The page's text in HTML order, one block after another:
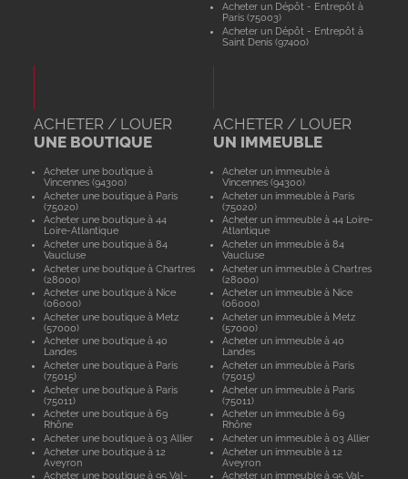
Acheter un Dépôt - Entrepôt à
Paris (75003)
Acheter un Dépôt - Entrepôt à
Saint Denis (97400)
ACHETER / LOUER
UNE BOUTIQUE
Acheter une boutique à
Vincennes (94300)
Acheter une boutique à Paris
(75020)
Acheter une boutique à 44
Loire-Atlantique
Acheter une boutique à 84
Vaucluse
Acheter une boutique à Chartres
(28000)
Acheter une boutique à Nice
(06000)
Acheter une boutique à Metz
(57000)
Acheter une boutique à 40
Landes
Acheter une boutique à Paris
(75015)
Acheter une boutique à Paris
(75011)
Acheter une boutique à 69
Rhône
Acheter une boutique à 03 Allier
Acheter une boutique à 12
Aveyron
Acheter une boutique à 95 Val-
ACHETER / LOUER
UN IMMEUBLE
Acheter un immeuble à
Vincennes (94300)
Acheter un immeuble à Paris
(75020)
Acheter un immeuble à 44 Loire-
Atlantique
Acheter un immeuble à 84
Vaucluse
Acheter un immeuble à Chartres
(28000)
Acheter un immeuble à Nice
(06000)
Acheter un immeuble à Metz
(57000)
Acheter un immeuble à 40
Landes
Acheter un immeuble à Paris
(75015)
Acheter un immeuble à Paris
(75011)
Acheter un immeuble à 69
Rhône
Acheter un immeuble à 03 Allier
Acheter un immeuble à 12
Aveyron
Acheter un immeuble à 95 Val-